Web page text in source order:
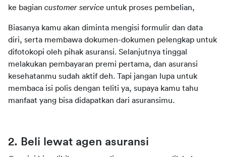
ke bagian customer service untuk proses pembelian,
Biasanya kamu akan diminta mengisi formulir dan data
diri, serta membawa dokumen-dokumen pelengkap untuk
difotokopi oleh pihak asuransi. Selanjutnya tinggal
melakukan pembayaran premi pertama, dan asuransi
kesehatanmu sudah aktif deh. Tapi jangan lupa untuk
membaca isi polis dengan teliti ya, supaya kamu tahu
manfaat yang bisa didapatkan dari asuransimu.
2. Beli lewat agen asuransi